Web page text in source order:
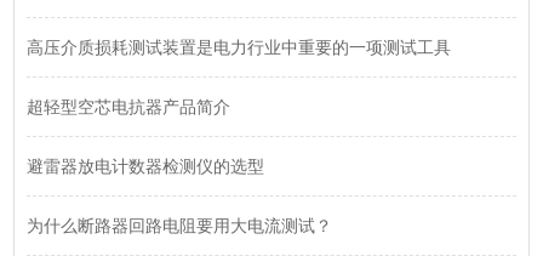
高压介质损耗测试装置是电力行业中重要的一项测试工具
超轻型空芯电抗器产品简介
避雷器放电计数器检测仪的选型
为什么断路器回路电阻要用大电流测试？